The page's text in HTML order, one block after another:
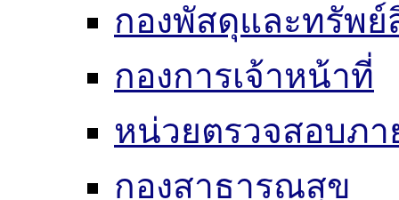
กองพัสดุและทรัพย์
กองการเจ้าหน้าที่
หน่วยตรวจสอบภา
กองสาธารณสุข